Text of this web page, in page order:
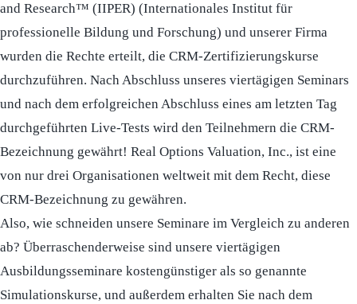
and Research™ (IIPER) (Internationales Institut für
professionelle Bildung und Forschung) und unserer Firma
wurden die Rechte erteilt, die CRM-Zertifizierungskurse
durchzuführen. Nach Abschluss unseres viertägigen Seminars
und nach dem erfolgreichen Abschluss eines am letzten Tag
durchgeführten Live-Tests wird den Teilnehmern die CRM-
Bezeichnung gewährt! Real Options Valuation, Inc., ist eine
von nur drei Organisationen weltweit mit dem Recht, diese
CRM-Bezeichnung zu gewähren.
Also, wie schneiden unsere Seminare im Vergleich zu anderen
ab? Überraschenderweise sind unsere viertägigen
Ausbildungsseminare kostengünstiger als so genannte
Simulationskurse, und außerdem erhalten Sie nach dem